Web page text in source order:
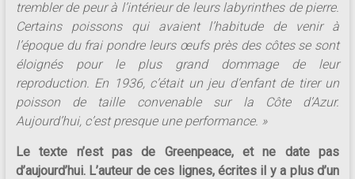
trembler de peur à l’intérieur de leurs labyrinthes de pierre.
Certains poissons qui avaient l’habitude de venir à
l’époque du frai pondre leurs œufs près des côtes se sont
éloignés pour le plus grand dommage de leur
reproduction. En 1936, c’était un jeu d’enfant de tirer un
poisson de taille convenable sur la Côte d’Azur.
Aujourd’hui, c’est presque une performance. »
Le texte n’est pas de Greenpeace, et ne date pas
d’aujourd’hui. L’auteur de ces lignes, écrites il y a plus d’un